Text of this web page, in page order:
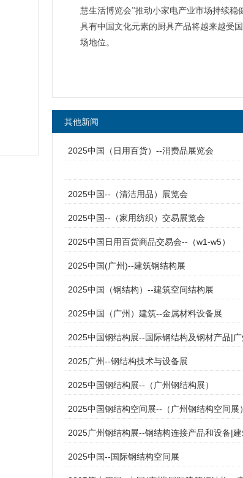
慧生活博览会”推动小家电产业市场持续稳
具有中国文化元素的厨具产品将越来越受
场地位。
其他新闻
2025中国（日用百货）--消费品展览会
2025中国--（清洁用品）展览会
2025中国--（家用纺织）交易展览会
2025中国日用百货商品交易会--（w1-w5）
2025中国(广州)--建筑钢结构展
2025中国（钢结构）--建筑空间结构展
2025中国（广州）建筑--金属材料设备展
2025中国钢结构展--国际钢结构及钢材产品|
2025广州--钢结构技术与设备展
2025中国钢结构展--（广州钢结构展）
2025中国钢结构空间展--（广州钢结构空间展）
2025广州钢结构展--钢结构连接产品和设备|
2025中国--国际钢结构空间展